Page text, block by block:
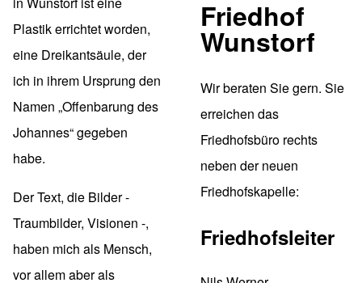
Plastik errichtet worden,
eine Dreikantsäule, der
ich in ihrem Ursprung den
Namen „Offenbarung des
Johannes“ gegeben
habe.
Der Text, die Bilder -
Traumbilder, Visionen -,
haben mich als Mensch,
vor allem aber als
Friedhof
Wunstorf
Wir beraten Sie gern. Sie
erreichen das
Friedhofsbüro rechts
neben der neuen
Friedhofskapelle:
Friedhofsleiter